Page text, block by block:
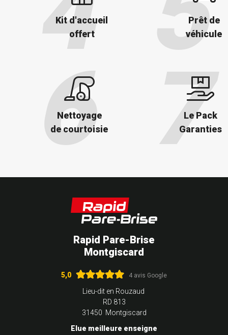
Kit d'accueil
offert
Prêt de
véhicule
Nettoyage
de courtoisie
Le Pack
Garanties
Rapid Pare-Brise
Montgiscard
5,0 4 avis Google
Lieu-dit en Rouzaud
RD 813
31450 Montgiscard
Elue meilleure enseigne